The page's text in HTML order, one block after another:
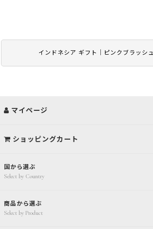
インドネシア ギフト｜ピンクブラッシュ
国から選ぶ
Select by Country
商品から選ぶ
Select by Product
マイページ
ショッピングカート